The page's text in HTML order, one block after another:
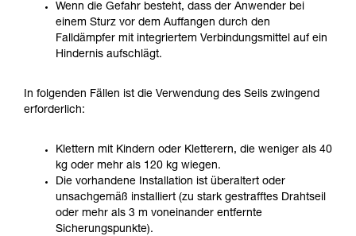
Wenn die Gefahr besteht, dass der Anwender bei
einem Sturz vor dem Auffangen durch den
Falldämpfer mit integriertem Verbindungsmittel auf ein
Hindernis aufschlägt.
In folgenden Fällen ist die Verwendung des Seils zwingend
erforderlich:
Klettern mit Kindern oder Kletterern, die weniger als 40
kg oder mehr als 120 kg wiegen.
Die vorhandene Installation ist überaltert oder
unsachgemäß installiert (zu stark gestrafftes Drahtseil
oder mehr als 3 m voneinander entfernte
Sicherungspunkte).